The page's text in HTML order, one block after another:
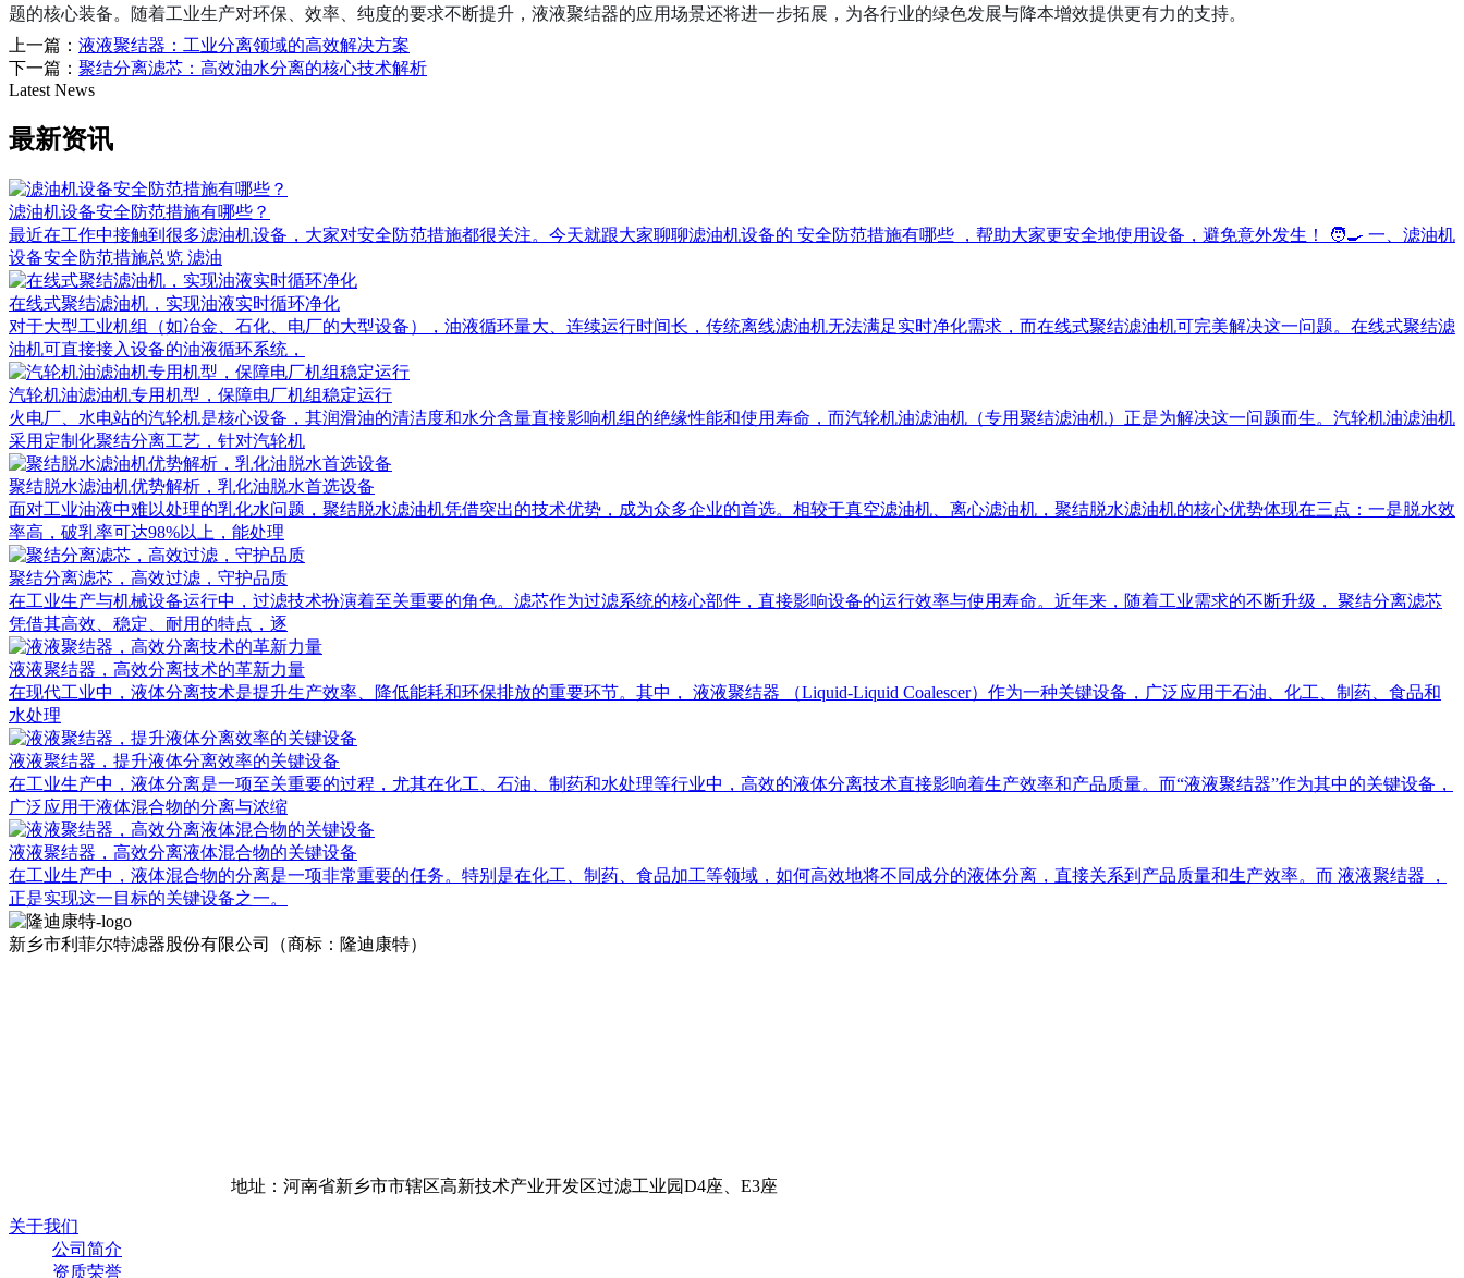
题的核心装备。随着工业生产对环保、效率、纯度的要求不断提升，液液聚结器的应用场景还将进一步拓展，为各行业的绿色发展与降本增效提供更有力的支持。
上一篇： 液液聚结器：工业分离领域的高效解决方案
下一篇： 聚结分离滤芯：高效油水分离的核心技术解析
Latest News
最新资讯
滤油机设备安全防范措施有哪些？
最近在工作中接触到很多滤油机设备，大家对安全防范措施都很关注。今天就跟大家聊聊滤油机设备的 安全防范措施有哪些 ，帮助大家更安全地使用设备，避免意外发生！ 🧑‍🍳 一、滤油机
设备安全防范措施总览 滤油
在线式聚结滤油机，实现油液实时循环净化
对于大型工业机组（如冶金、石化、电厂的大型设备），油液循环量大、连续运行时间长，传统离线滤油机无法满足实时净化需求，而在线式聚结滤油机可完美解决这一问题。在线式聚结滤
油机可直接接入设备的油液循环系统，
汽轮机油滤油机专用机型，保障电厂机组稳定运行
火电厂、水电站的汽轮机是核心设备，其润滑油的清洁度和水分含量直接影响机组的绝缘性能和使用寿命，而汽轮机油滤油机（专用聚结滤油机）正是为解决这一问题而生。汽轮机油滤油机
采用定制化聚结分离工艺，针对汽轮机
聚结脱水滤油机优势解析，乳化油脱水首选设备
面对工业油液中难以处理的乳化水问题，聚结脱水滤油机凭借突出的技术优势，成为众多企业的首选。相较于真空滤油机、离心滤油机，聚结脱水滤油机的核心优势体现在三点：一是脱水效
率高，破乳率可达98%以上，能处理
聚结分离滤芯，高效过滤，守护品质
在工业生产与机械设备运行中，过滤技术扮演着至关重要的角色。滤芯作为过滤系统的核心部件，直接影响设备的运行效率与使用寿命。近年来，随着工业需求的不断升级， 聚结分离滤芯
凭借其高效、稳定、耐用的特点，逐
液液聚结器，高效分离技术的革新力量
在现代工业中，液体分离技术是提升生产效率、降低能耗和环保排放的重要环节。其中， 液液聚结器 （Liquid-Liquid Coalescer）作为一种关键设备，广泛应用于石油、化工、制药、食品和
水处理
液液聚结器，提升液体分离效率的关键设备
在工业生产中，液体分离是一项至关重要的过程，尤其在化工、石油、制药和水处理等行业中，高效的液体分离技术直接影响着生产效率和产品质量。而“液液聚结器”作为其中的关键设备，
广泛应用于液体混合物的分离与浓缩
液液聚结器，高效分离液体混合物的关键设备
在工业生产中，液体混合物的分离是一项非常重要的任务。特别是在化工、制药、食品加工等领域，如何高效地将不同成分的液体分离，直接关系到产品质量和生产效率。而 液液聚结器 ，
正是实现这一目标的关键设备之一。
新乡市利菲尔特滤器股份有限公司（商标：隆迪康特）
地址：河南省新乡市市辖区高新技术产业开发区过滤工业园D4座、E3座
关于我们
公司简介
资质荣誉